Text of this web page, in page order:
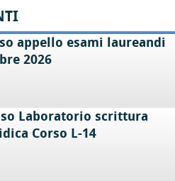
appello esami laureandi
2026
Laboratorio scrittura
Corso L-14